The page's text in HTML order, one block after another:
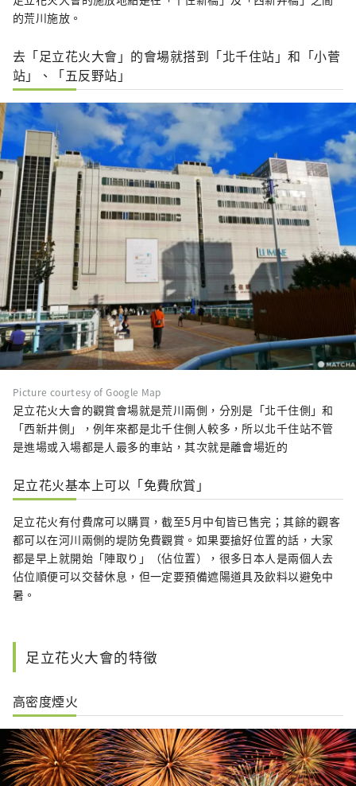
的荒川施放。
去「足立花火大會」的會場就搭到「北千住站」和「小菅
站」、「五反野站」
Picture courtesy of Google Map
足立花火大會的觀賞會場就是荒川兩側，分別是「北千住側」和
「西新井側」，例年來都是北千住側人較多，所以北千住站不管
是進場或入場都是人最多的車站，其次就是離會場近的
足立花火基本上可以「免費欣賞」
足立花火有付費席可以購買，截至5月中旬皆已售完；其餘的觀客
都可以在河川兩側的堤防免費觀賞。如果要搶好位置的話，大家
都是早上就開始「陣取り」（佔位置），很多日本人是兩個人去
佔位順便可以交替休息，但一定要預備遮陽道具及飲料以避免中
暑。
足立花火大會的特徵
高密度煙火